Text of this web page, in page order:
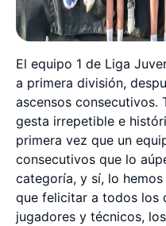
El equipo 1 de Liga
a primera división,
ascensos consecutivos.
gesta irrepetible e
primera vez que un
consecutivos que lo
categoría, y sí, lo
que felicitar a todos los
jugadores y técnicos,